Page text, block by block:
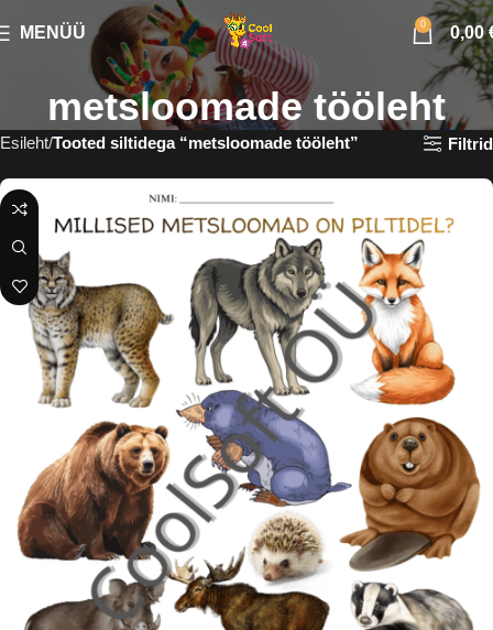
MENÜÜ 0 0,00
metsloomade tööleht
Esileht Tooted siltidega “metsloomade tööleht” Filtrid